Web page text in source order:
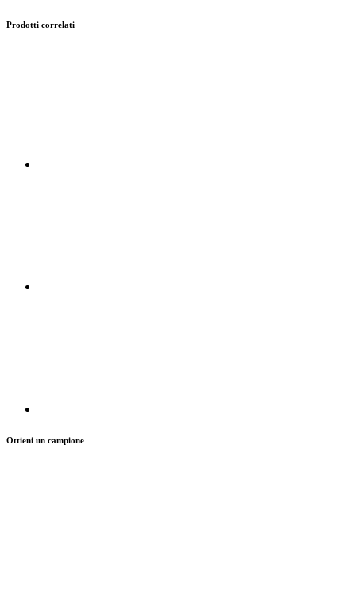
Prodotti correlati
Ottieni un campione